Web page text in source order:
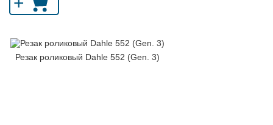
Резак роликовый Dahle 552 (Gen. 3)